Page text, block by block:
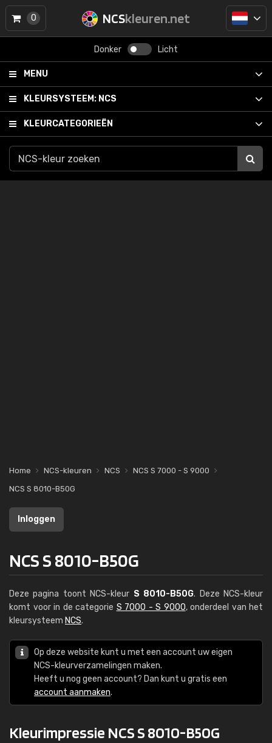
NCSkleuren.net
Donker Licht
MENU
KLEURSYSTEEM: NCS
KLEURCATEGORIEËN
0
Home NCS-kleuren NCS
NCS S 7000 - S 9000
NCS S 8010-B50G
Inloggen
NCS S 8010-B50G
Deze pagina toont NCS-kleur S 8010-B50G. Deze NCS-kleur
komt voor in de categorie S 7000 - S 9000, onderdeel van het
kleursysteem NCS.
Op deze website kunt u met een account uw eigen
NCS-kleurverzamelingen maken.
Heeft u nog geen account? Dan kunt u gratis een
account aanmaken.
Kleurimpressie NCS S 8010-B50G